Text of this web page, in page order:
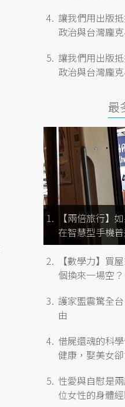
讓我們用出版
政治與台灣龐克
讓我們用出版
政治與台灣龐克
最
【兩倍旅行】
在智慧型手機
【數學力】買
個換來一場空？
護家盟震驚全
由
借屍還魂的科
健康，娶美女
性愛與自慰是
位女性的身體